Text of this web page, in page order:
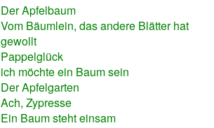
Der Apfelbaum
Vom Bäumlein, das andere Blätter hat
gewollt
Pappelglück
ich möchte ein Baum sein
Der Apfelgarten
Ach, Zypresse
Ein Baum steht einsam